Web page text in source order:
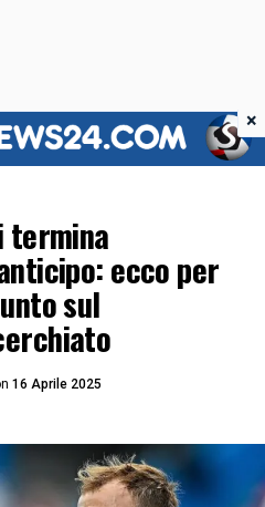
termina
ecco per
sul
16 Aprile 2025
×